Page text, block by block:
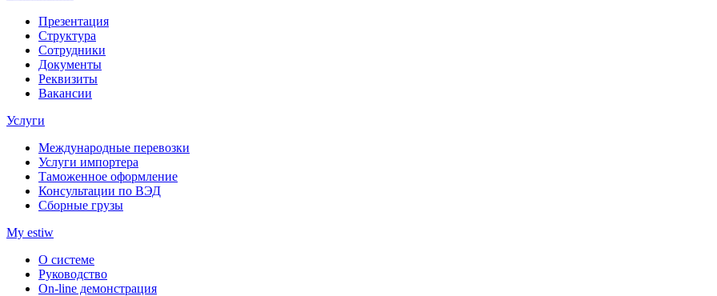
Презентация
Структура
Сотрудники
Документы
Реквизиты
Вакансии
Услуги
Международные перевозки
Услуги импортера
Таможенное оформление
Консультации по ВЭД
Сборные грузы
My estiw
О системе
Руководство
On-line демонстрация